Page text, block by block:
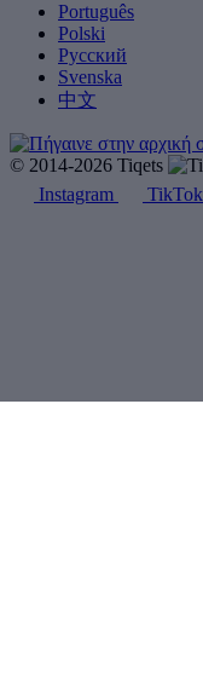
Português
Polski
Русский
Svenska
中文
© 2014-2026 Tiqets
Instagram
TikTok